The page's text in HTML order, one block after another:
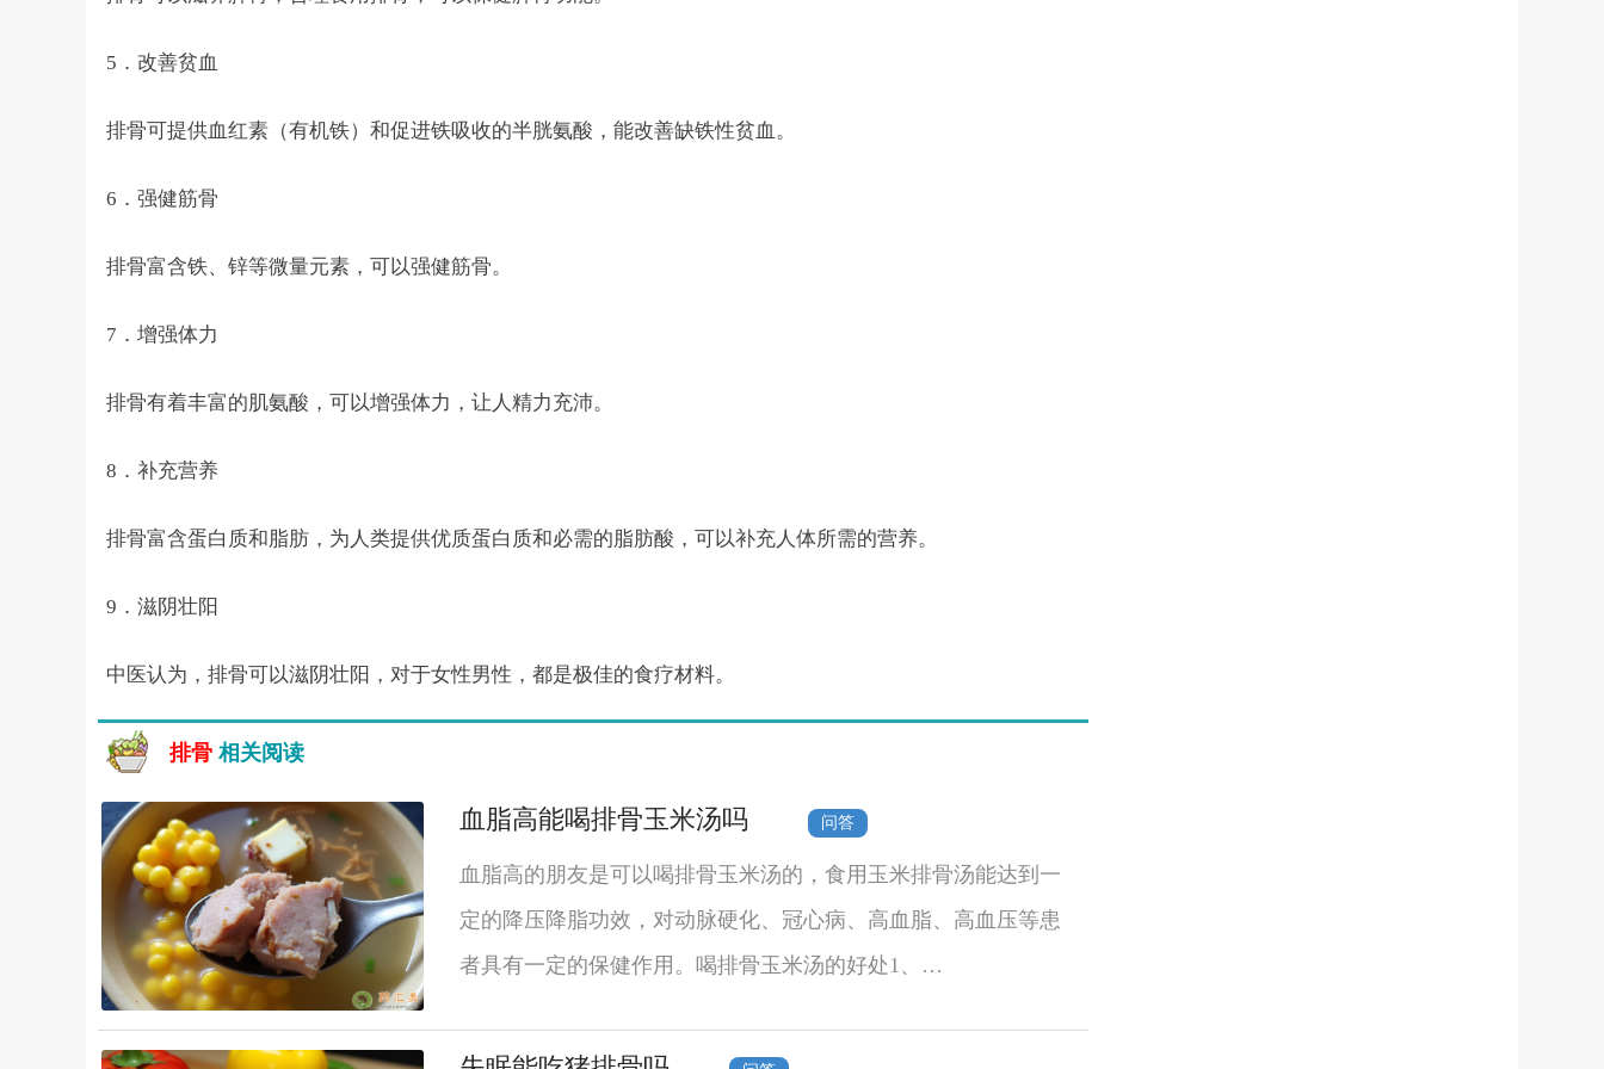
5．改善贫血
排骨可提供血红素（有机铁）和促进铁吸收的半胱氨酸，能改善缺铁性贫血。
6．强健筋骨
排骨富含铁、锌等微量元素，可以强健筋骨。
7．增强体力
排骨有着丰富的肌氨酸，可以增强体力，让人精力充沛。
8．补充营养
排骨富含蛋白质和脂肪，为人类提供优质蛋白质和必需的脂肪酸，可以补充人体所需的营养。
9．滋阴壮阳
中医认为，排骨可以滋阴壮阳，对于女性男性，都是极佳的食疗材料。
排骨 相关阅读
血脂高能喝排骨玉米汤吗 问答
血脂高的朋友是可以喝排骨玉米汤的，食用玉米排骨汤能达到一
定的降压降脂功效，对动脉硬化、冠心病、高血脂、高血压等患
者具有一定的保健作用。喝排骨玉米汤的好处1、…